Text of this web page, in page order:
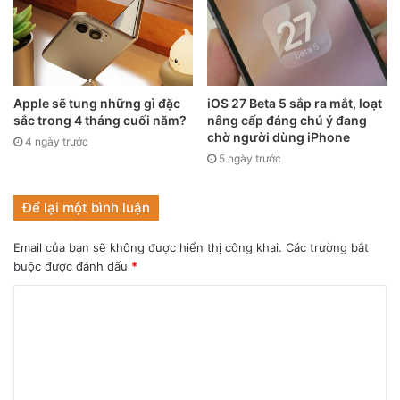
sạc đi kèm, nhưng theo các nhà chức trách Brazil thì điều
này là chưa đủ. Capez nói rằng luật người tiêu dùng địa
phương yêu cầu những thông tin đó phải phô trương và
không được ngụy trang.
Apple sẽ tung những gì đặc
sắc trong 4 tháng cuối năm?
4 ngày trước
iOS 27 Beta 5 sắp ra mắt, loạt
nâng cấp đáng chú ý đang
chờ người dùng iPhone
5 ngày trước
Để lại một bình luận
Email của bạn sẽ không được hiển thị công khai. Các trường bắt
buộc được đánh dấu *